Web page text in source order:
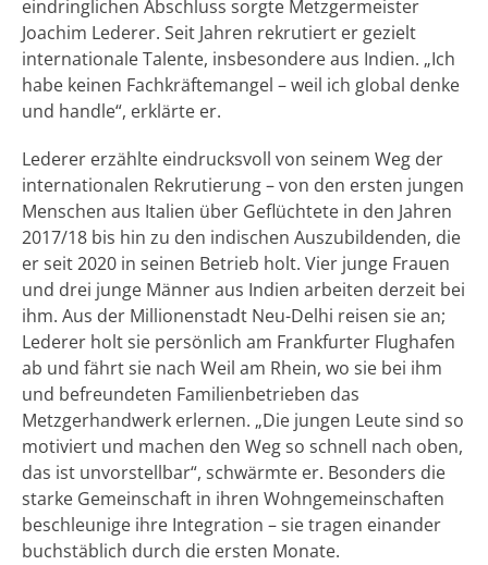
eindringlichen Abschluss sorgte Metzgermeister
Joachim Lederer. Seit Jahren rekrutiert er gezielt
internationale Talente, insbesondere aus Indien. „Ich
habe keinen Fachkräftemangel – weil ich global denke
und handle“, erklärte er.
Lederer erzählte eindrucksvoll von seinem Weg der
internationalen Rekrutierung – von den ersten jungen
Menschen aus Italien über Geflüchtete in den Jahren
2017/18 bis hin zu den indischen Auszubildenden, die
er seit 2020 in seinen Betrieb holt. Vier junge Frauen
und drei junge Männer aus Indien arbeiten derzeit bei
ihm. Aus der Millionenstadt Neu-Delhi reisen sie an;
Lederer holt sie persönlich am Frankfurter Flughafen
ab und fährt sie nach Weil am Rhein, wo sie bei ihm
und befreundeten Familienbetrieben das
Metzgerhandwerk erlernen. „Die jungen Leute sind so
motiviert und machen den Weg so schnell nach oben,
das ist unvorstellbar“, schwärmte er. Besonders die
starke Gemeinschaft in ihren Wohngemeinschaften
beschleunige ihre Integration – sie tragen einander
buchstäblich durch die ersten Monate.